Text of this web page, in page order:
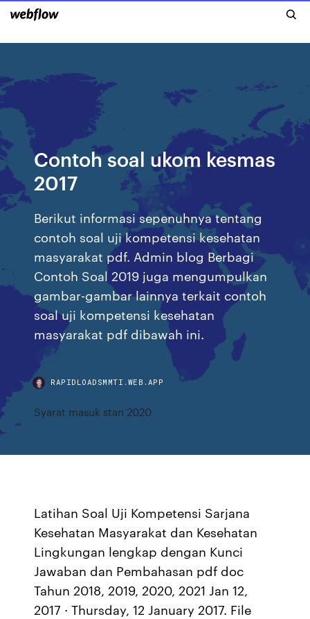
Contoh soal ukom kesmas
2017
Berikut informasi sepenuhnya tentang
contoh soal uji kompetensi kesehatan
masyarakat pdf. Admin blog Berbagi
Contoh Soal 2019 juga mengumpulkan
gambar-gambar lainnya terkait contoh
soal uji kompetensi kesehatan
masyarakat pdf dibawah ini.
RAPIDLOADSMMTI.WEB.APP
Syarat masuk stan 2020
Latihan Soal Uji Kompetensi Sarjana
Kesehatan Masyarakat dan Kesehatan
Lingkungan lengkap dengan Kunci
Jawaban dan Pembahasan pdf doc
Tahun 2018, 2019, 2020, 2021 Jan 12,
2017 · Thursday, 12 January 2017. File